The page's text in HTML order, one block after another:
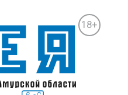
18+